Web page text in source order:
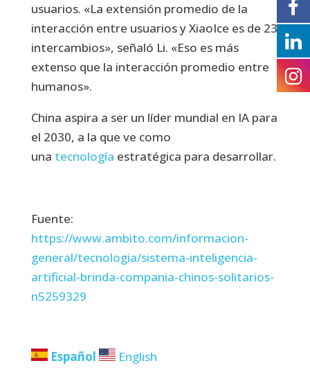
usuarios. «La extensión promedio de la
interacción entre usuarios y XiaoIce es de 23
intercambios», señaló Li. «Eso es más
extenso que la interacción promedio entre
humanos».
China aspira a ser un líder mundial en IA para
el 2030, a la que ve como
una tecnología estratégica para desarrollar.
Fuente:
https://www.ambito.com/informacion-
general/tecnologia/sistema-inteligencia-
artificial-brinda-compania-chinos-solitarios-
n5259329
Español English